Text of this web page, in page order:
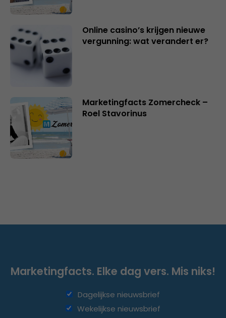
Online casino’s krijgen nieuwe
vergunning: wat verandert er?
Marketingfacts Zomercheck –
Roel Stavorinus
Marketingfacts. Elke dag vers. Mis niks!
Dagelijkse nieuwsbrief
Wekelijkse nieuwsbrief